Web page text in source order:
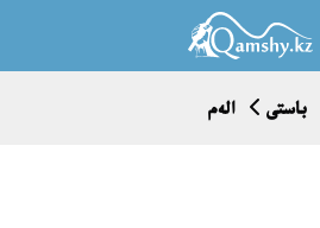
باستى الەم